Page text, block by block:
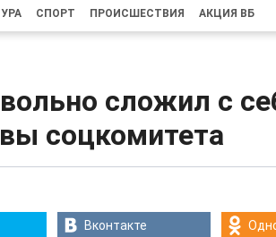
СПОРТ ПРОИСШЕСТВИЯ АКЦИЯ ВБ
сложил с
соцкомитета
Вконтакте